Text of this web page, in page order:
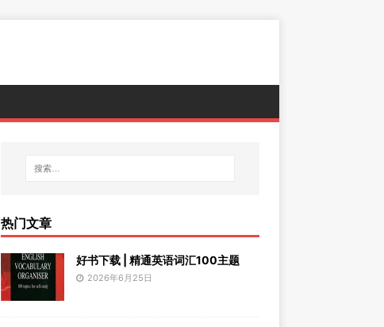
热门文章
好书下载 | 精通英语词汇100主题
2026年6月25日